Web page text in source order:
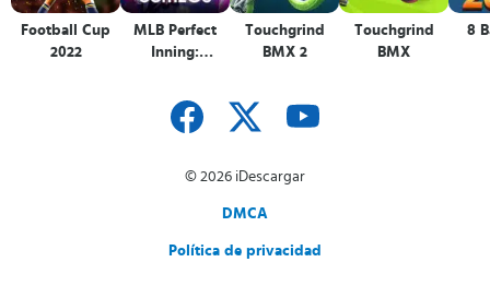
Football Cup
2022
MLB Perfect
Inning:
Touchgrind
BMX 2
Touchgrind
BMX
8
© 2026 iDescargar
DMCA
Política de privacidad